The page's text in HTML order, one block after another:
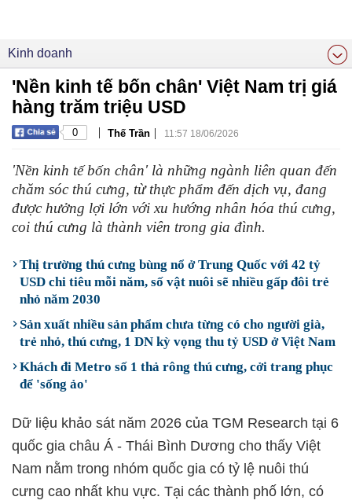
Kinh doanh
'Nền kinh tế bốn chân' Việt Nam trị giá
hàng trăm triệu USD
0 | Thế Trần | 11:57 18/06/2026
'Nền kinh tế bốn chân' là những ngành liên quan đến
chăm sóc thú cưng, từ thực phẩm đến dịch vụ, đang
được hưởng lợi lớn với xu hướng nhân hóa thú cưng,
coi thú cưng là thành viên trong gia đình.
Thị trường thú cưng bùng nổ ở Trung Quốc với 42 tỷ
USD chi tiêu mỗi năm, số vật nuôi sẽ nhiều gấp đôi trẻ
nhỏ năm 2030
Sản xuất nhiều sản phẩm chưa từng có cho người già,
trẻ nhỏ, thú cưng, 1 DN kỳ vọng thu tỷ USD ở Việt Nam
Khách đi Metro số 1 thả rông thú cưng, cởi trang phục
để 'sống ảo'
Dữ liệu khảo sát năm 2026 của TGM Research tại 6
quốc gia châu Á - Thái Bình Dương cho thấy Việt
Nam nằm trong nhóm quốc gia có tỷ lệ nuôi thú
cưng cao nhất khu vực. Tại các thành phố lớn, có